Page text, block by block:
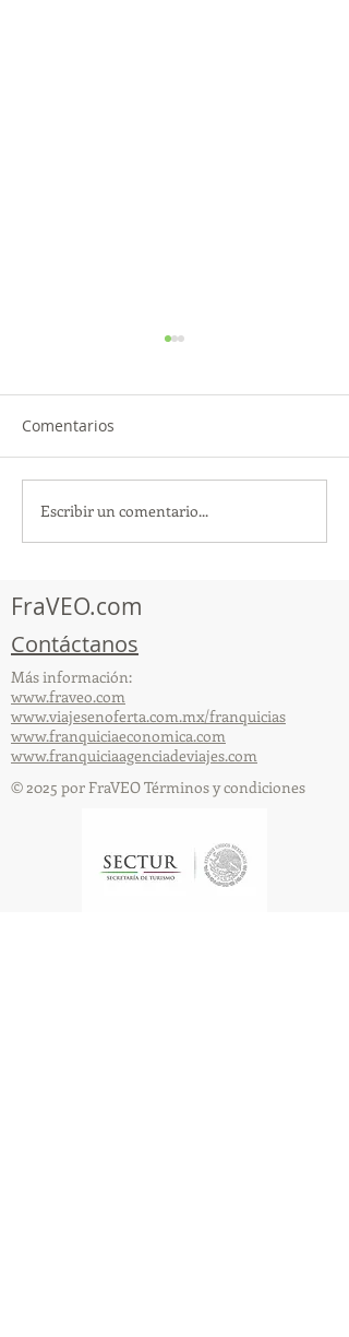
TourTravelynByFraveo
participó en la
Comentarios
Escribir un comentario...
FraVEO.com
Contáctanos
Más información:
www.fraveo.com
www.viajesenoferta.com.mx/franquicias
www.franquiciaeconomica.com
www.franquiciaagenciadeviajes.com
© 2025 por FraVEO Términos y condiciones